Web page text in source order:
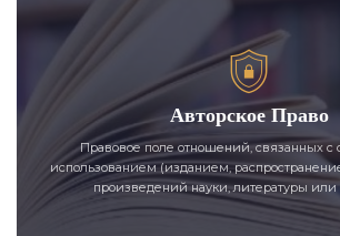
Авторское Право
Правовое поле отношений, связанных с
использованием (изданием,
произведений науки, литературы или